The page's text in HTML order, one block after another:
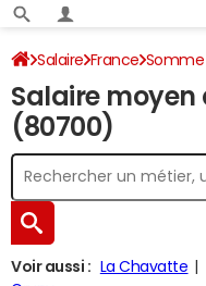
Salaire France Somme
Salaire moyen
(80700)
Voir aussi : La Chavatte